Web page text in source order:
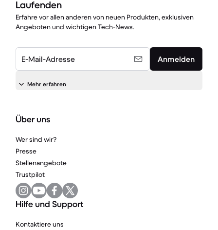
Laufenden
Erfahre vor allen anderen von neuen Produkten, exklusiven
Angeboten und wichtigen Tech-News.
E-Mail-Adresse Anmelden
Mehr erfahren
Über uns
Wer sind wir?
Presse
Stellenangebote
Trustpilot
Hilfe und Support
Kontaktiere uns